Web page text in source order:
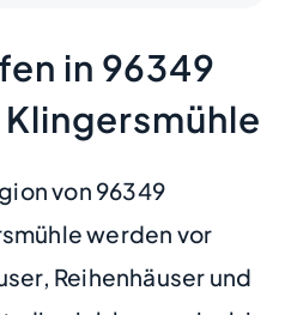
in 96349
von 96349
werden vor
Reihenhäuser und